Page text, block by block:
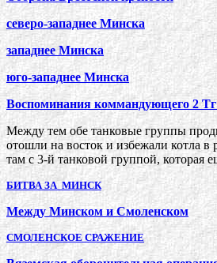
северо-западнее Минска
западнее Минска
юго-западнее Минска
Воспоминания коммандующего 2 Тг
Между тем обе танковые группы
отошли на восток и избежали котла
там с 3-й танковой группой, которая
БИТВА ЗА МИНСК
Между Минском и Смоленском
СМОЛЕНСКОЕ СРАЖЕНИЕ